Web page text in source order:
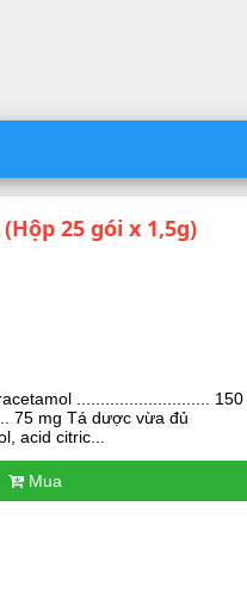
25 gói x 1,5g)
............................ 150
75 mg Tá dược vừa đủ
acid citric...
Mua